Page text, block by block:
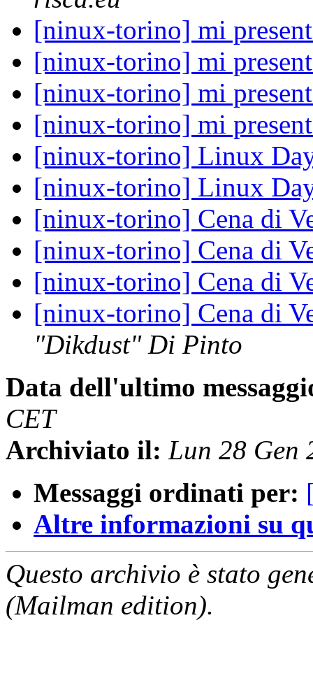
[ninux-torino] mi
[ninux-torino] mi
[ninux-torino] mi
[ninux-torino] mi
[ninux-torino] Linux
[ninux-torino] Linux
[ninux-torino] Cena di
[ninux-torino] Cena di
[ninux-torino] Cena di
[ninux-torino] Cena di
"Dikdust" Di Pinto
Data dell'ultimo
CET
Archiviato il: Lun 28 Gen
Messaggi ordinati per:
Altre informazioni su
Questo archivio è stato
(Mailman edition).